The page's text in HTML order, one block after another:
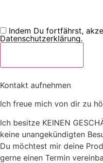
Indem Du fortfährst,
Datenschutzerklärung.
Kontakt aufnehmen
Ich freue mich von dir zu
Ich besitze KEINEN
keine unangekündigten
Du möchtest mir deine
gerne einen Termin